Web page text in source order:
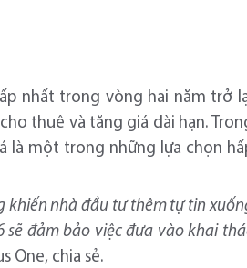
nhất trong vòng hai năm trở
thuê và tăng giá dài hạn.
là một trong những lựa chọn
khiến nhà đầu tư thêm tự tin
đảm bảo việc đưa vào khai
One, chia sẻ.